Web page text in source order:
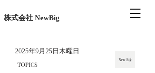
見出し h1
株式会社 NewBig
2025年9月25日木曜日
TOPICS